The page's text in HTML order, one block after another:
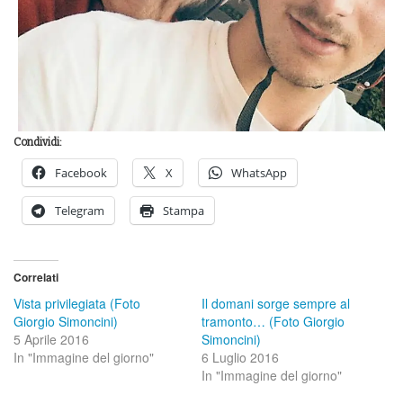
Condividi:
Facebook X WhatsApp
Telegram Stampa
Correlati
Vista privilegiata (Foto
Giorgio Simoncini)
5 Aprile 2016
In "Immagine del giorno"
Il domani sorge sempre al
tramonto… (Foto Giorgio
Simoncini)
6 Luglio 2016
In "Immagine del giorno"